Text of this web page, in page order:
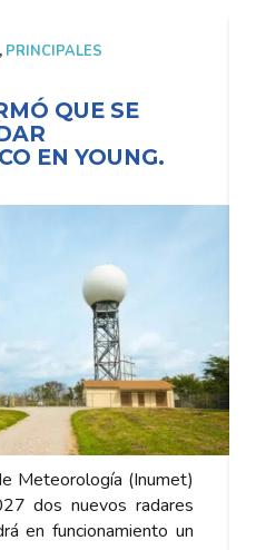
, PRINCIPALES
QUE SE
EN YOUNG.
Meteorología (Inumet)
dos nuevos radares
en funcionamiento un